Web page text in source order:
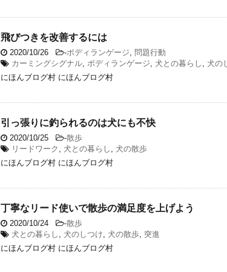
飛びつきを改善するには
2020/10/26 -ボディランゲージ, 問題行動
カーミングシグナル, ボディランゲージ, 犬との暮らし , 犬の
にほんブログ村 にほんブログ村
引っ張りに釣られるのは犬にも不快
2020/10/25 -散歩
リードワーク , 犬との暮らし , 犬の散歩
にほんブログ村 にほんブログ村
丁寧なリード使いで散歩の満足度を上げよう
2020/10/24 -散歩
犬との暮らし , 犬のしつけ, 犬の散歩, 突進
にほんブログ村 にほんブログ村